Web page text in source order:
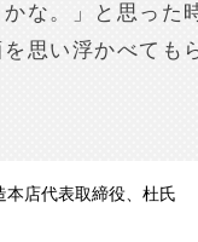
な。」と思った
思い浮かべても
本店代表取締役、杜氏